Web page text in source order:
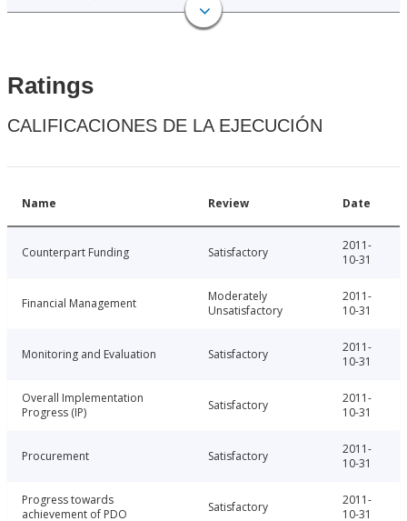
Ratings
CALIFICACIONES DE LA EJECUCIÓN
Name Review Date
Counterpart Funding Satisfactory
2011-
10-31
Financial Management
Moderately
Unsatisfactory
2011-
10-31
Monitoring and Evaluation Satisfactory
2011-
10-31
Overall Implementation
Progress (IP)
Satisfactory
2011-
10-31
Procurement Satisfactory
2011-
10-31
Progress towards
achievement of PDO
Satisfactory
2011-
10-31